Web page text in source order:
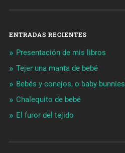
ENTRADAS RECIENTES
Presentación de mis libros
Tejer una manta de bebé
Bebés y conejos, o baby
Chalequito de bebé
El furor del tejido